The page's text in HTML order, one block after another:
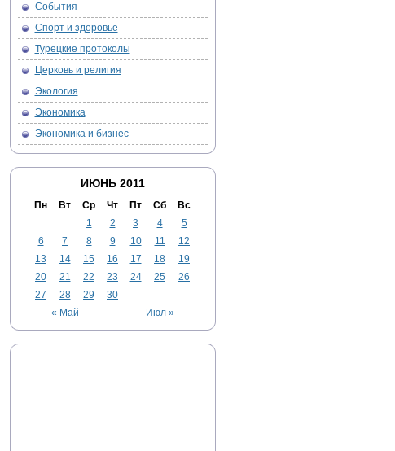
События
Спорт и здоровье
Турецкие протоколы
Церковь и религия
Экология
Экономика
Экономика и бизнес
ИЮНЬ 2011
Пн Вт Ср Чт Пт Сб Вс
« Май Июл »
1 2 3 4
5
6
7 8 9 10 11
12
13
14 15 16 17 18
19
20
21 22 23 24 25
26
27
28 29 30